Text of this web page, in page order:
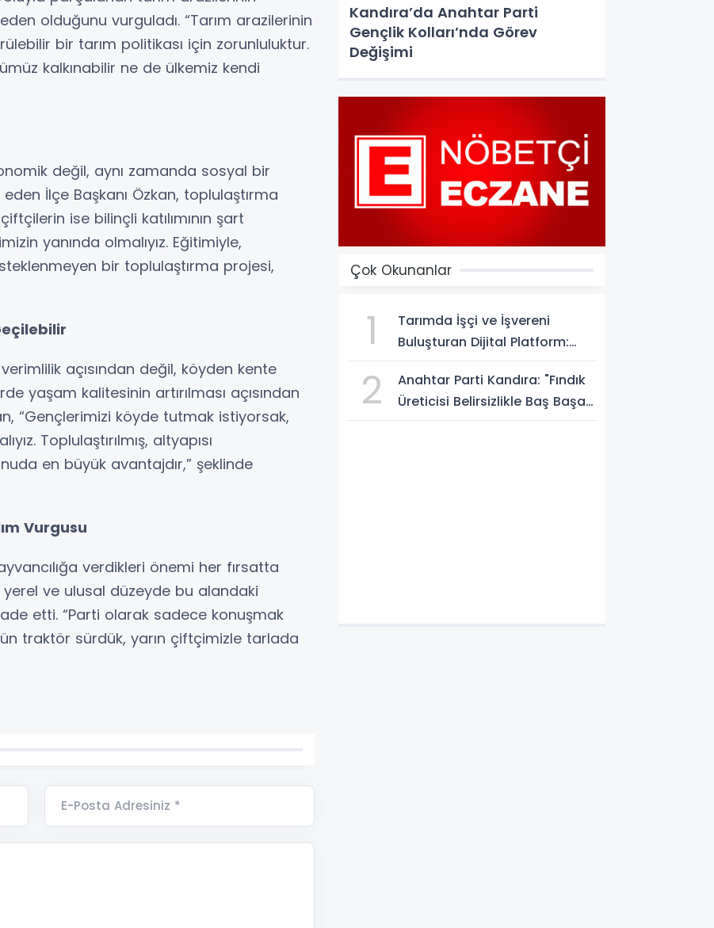
olduğunu vurguladı. “Tarım arazilerinin
bir tarım politikası için zorunluluktur.
kalkınabilir ne de ülkemiz kendi
değil, aynı zamanda sosyal bir
İlçe Başkanı Özkan, toplulaştırma
ise bilinçli katılımının şart
yanında olmalıyız. Eğitimiyle,
bir toplulaştırma projesi,
açısından değil, köyden kente
yaşam kalitesinin artırılması açısından
“Gençlerimizi köyde tutmak istiyorsak,
Toplulaştırılmış, altyapısı
en büyük avantajdır,” şeklinde
Vurgusu
verdikleri önemi her fırsatta
yerel ve ulusal düzeyde bu alandaki
etti. “Parti olarak sadece konuşmak
traktör sürdük, yarın çiftçimizle tarlada
E-Posta Adresiniz *
Kandıra’da Anahtar Parti
Gençlik Kolları’nda Görev
Değişimi
Çok Okunanlar
1
Tarımda İşçi ve İşvereni
Buluşturan Dijital Platform:
2
Anahtar Parti Kandıra: "Fındık
Üreticisi Belirsizlikle Baş Başa